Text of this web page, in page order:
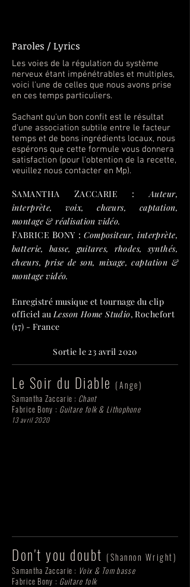
Paroles / Lyrics
Les voies de la régulation du système
nerveux étant impénétrables et multiples,
voici l'une de celles que nous avons prise
en ces temps particuliers.
Sachant qu'un bon confit est le résultat
d'une association subtile entre le facteur
temps et de bons ingrédients locaux, nous
espérons que cette formule vous donnera
satisfaction (pour l'obtention de la recette,
veuillez nous contacter en Mp).
SAMANTHA ZACCARIE :Auteur,
interprète, voix, chœurs, captation,
montage & réalisation vidéo.
FABRICE BONY :Compositeur, interprète,
batterie, basse, guitares, rhodes, synthés,
chœurs, prise de son, mixage, captation &
montage vidéo.
Enregistré musique et tournage du clip
officiel auLesson Home Studio, Rochefort
(17) - France
Sortie le 23 avril 2020
Le Soir du Diable (Ange)
Samantha Zaccarie : Chant
Fabrice Bony : Guitare folk & Lithophone
13 avril 2020
Don't you doubt (Shannon Wright)
Samantha Zaccarie : Voix & Tom basse
Fabrice Bony : Guitare folk